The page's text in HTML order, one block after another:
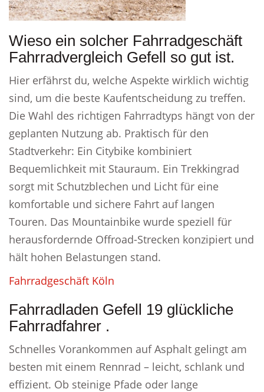
Wieso ein solcher Fahrradgeschäft
Fahrradvergleich Gefell so gut ist.
Hier erfährst du, welche Aspekte wirklich wichtig
sind, um die beste Kaufentscheidung zu treffen.
Die Wahl des richtigen Fahrradtyps hängt von der
geplanten Nutzung ab. Praktisch für den
Stadtverkehr: Ein Citybike kombiniert
Bequemlichkeit mit Stauraum. Ein Trekkingrad
sorgt mit Schutzblechen und Licht für eine
komfortable und sichere Fahrt auf langen
Touren. Das Mountainbike wurde speziell für
herausfordernde Offroad-Strecken konzipiert und
hält hohen Belastungen stand.
Fahrradgeschäft Köln
Fahrradladen Gefell 19 glückliche
Fahrradfahrer .
Schnelles Vorankommen auf Asphalt gelingt am
besten mit einem Rennrad – leicht, schlank und
effizient. Ob steinige Pfade oder lange